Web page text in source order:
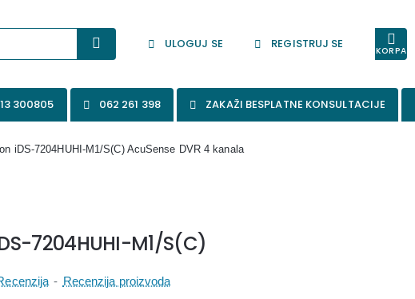
ULOGUJ SE REGISTRUJ SE KORPA
300805 062 261 398 ZAKAŽI BESPLATNE KONSULTACIJE
iDS-7204HUHI-M1/S(C) AcuSense DVR 4 kanala
7204HUHI-M1/S(C)
- Recenzija proizvoda